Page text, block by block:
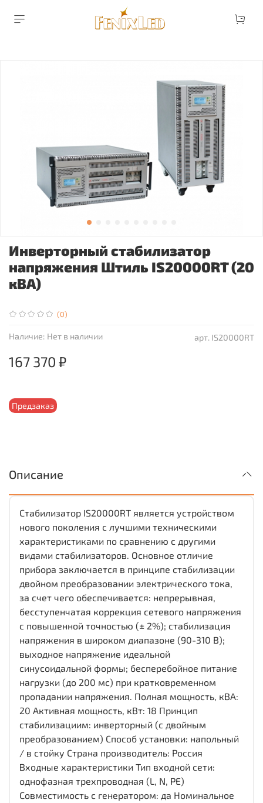
(0)
арт. IS20000RT
Наличие: Нет в наличии
Предзаказ
Инверторный стабилизатор
напряжения Штиль IS20000RT (20
кВА)
167 370 ₽
Описание
Стабилизатор IS20000RT является устройством
нового поколения с лучшими техническими
характеристиками по сравнению с другими
видами стабилизаторов. Основное отличие
прибора заключается в принципе стабилизации
двойном преобразовании электрического тока,
за счет чего обеспечивается: непрерывная,
бесступенчатая коррекция сетевого напряжения
с повышенной точностью (± 2%); стабилизация
напряжения в широком диапазоне (90-310 В);
выходное напряжение идеальной
синусоидальной формы; бесперебойное питание
нагрузки (до 200 мс) при кратковременном
пропадании напряжения. Полная мощность, кВА:
20 Активная мощность, кВт: 18 Принцип
стабилизациим: инверторный (с двойным
преобразованием) Способ установки: напольный
/ в стойку Страна производитель: Россия
Входные характеристики Тип входной сети:
однофазная трехпроводная (L, N, PE)
Совместимость с генератором: да Номинальное